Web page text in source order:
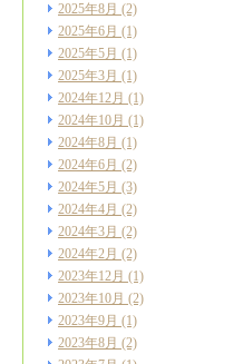
2025年8月 (2)
2025年6月 (1)
2025年5月 (1)
2025年3月 (1)
2024年12月 (1)
2024年10月 (1)
2024年8月 (1)
2024年6月 (2)
2024年5月 (3)
2024年4月 (2)
2024年3月 (2)
2024年2月 (2)
2023年12月 (1)
2023年10月 (2)
2023年9月 (1)
2023年8月 (2)